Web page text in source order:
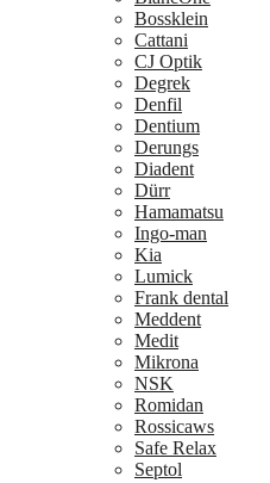
Bossklein
Cattani
CJ Optik
Degrek
Denfil
Dentium
Derungs
Diadent
Dürr
Hamamatsu
Ingo-man
Kia
Lumick
Frank dental
Meddent
Medit
Mikrona
NSK
Romidan
Rossicaws
Safe Relax
Septol